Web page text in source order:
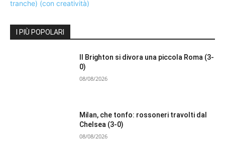
I PIÙ POPOLARI
Il Brighton si divora una piccola Roma (3-
0)
08/08/2026
Milan, che tonfo: rossoneri travolti dal
Chelsea (3-0)
08/08/2026